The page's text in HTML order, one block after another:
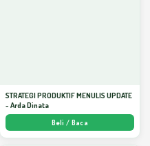
STRATEGI PRODUKTIF MENULIS UPDATE
- Arda Dinata
Beli / Baca